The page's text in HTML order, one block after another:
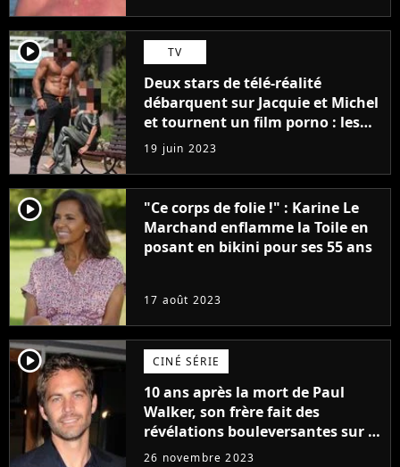
player2 TV
Deux stars de télé-réalité
débarquent sur Jacquie et Michel
et tournent un film porno : les
premières images du tournage
(exclu)
19 juin 2023
player2
"Ce corps de folie !" : Karine Le
Marchand enflamme la Toile en
posant en bikini pour ses 55 ans
17 août 2023
player2 CINÉ SÉRIE
10 ans après la mort de Paul
Walker, son frère fait des
révélations bouleversantes sur la
réaction des acteurs de Fast and
26 novembre 2023